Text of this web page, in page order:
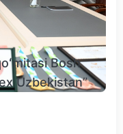
Bosh
Uzbekistan”